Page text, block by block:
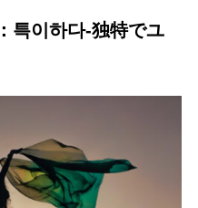
특이하다-独特でユ